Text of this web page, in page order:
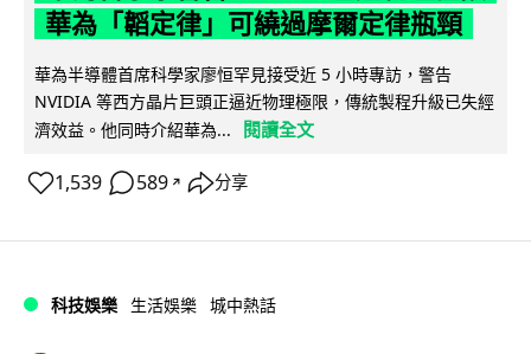
華為「韜定律」可繞過摩爾定律瓶頸
華為半導體首席科學家廖恒罕見接受近 5 小時專訪，警告
NVIDIA 等西方晶片巨頭正逼近物理極限，傳統製程升級已失經
濟效益。他同時介紹華為...
閱讀全文
1,539 589 ↗ 分享
科技娛樂 生活娛樂 城中熱話